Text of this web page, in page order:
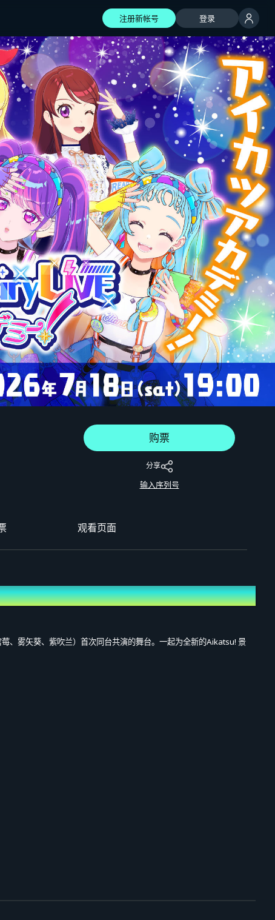
注册新帐号 登录
购票
分享
输入序列号
观看页面
雾矢葵、紫吹兰）首次同台共演的舞台。一起为全新的Aikatsu! 景